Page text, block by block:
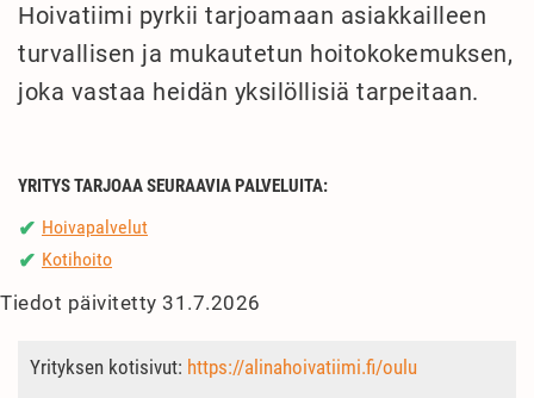
Hoivatiimi pyrkii tarjoamaan asiakkailleen
turvallisen ja mukautetun hoitokokemuksen,
joka vastaa heidän yksilöllisiä tarpeitaan.
YRITYS TARJOAA SEURAAVIA PALVELUITA:
✔ Hoivapalvelut
✔ Kotihoito
Tiedot päivitetty 31.7.2026
Yrityksen kotisivut: https://alinahoivatiimi.fi/oulu